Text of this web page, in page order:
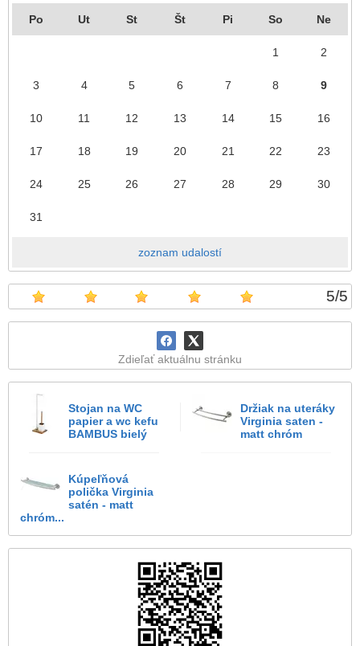
Po Ut St Št Pi So Ne
1 2
3 4 5 6 7 8 9
10 11 12 13 14 15 16
17 18 19 20 21 22 23
24 25 26 27 28 29 30
31
zoznam udalostí
5/5
Zdieľať aktuálnu stránku
Stojan na WC
papier a wc kefu
BAMBUS bielý
Držiak na uteráky
Virginia saten -
matt chróm
Kúpeľňová
polička Virginia
satén - matt
chróm...